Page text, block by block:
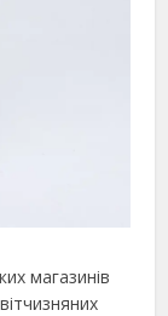
магазинів